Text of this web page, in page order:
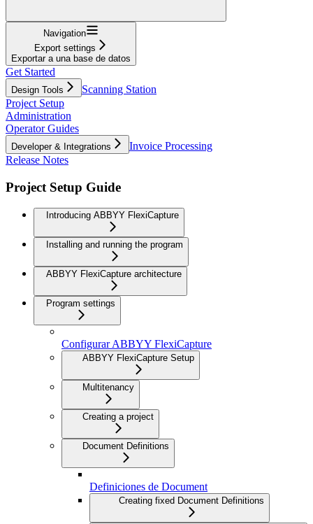
Navigation
Export settings
Exportar a una base de datos
Get Started
Design Tools
Scanning Station
Project Setup
Administration
Operator Guides
Developer & Integrations
Invoice Processing
Release Notes
Project Setup Guide
Introducing ABBYY FlexiCapture
Installing and running the program
ABBYY FlexiCapture architecture
Program settings
Configurar ABBYY FlexiCapture
ABBYY FlexiCapture Setup
Multitenancy
Creating a project
Document Definitions
Definiciones de Document
Creating fixed Document Definitions